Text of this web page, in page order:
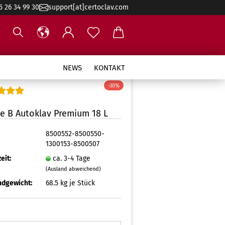
26 34 99 30 support[at]certoclav.com
NEWS KONTAKT
-30%
B Autoklav Premium 18 L
8500552-8500550-
1300153-8500507
ca. 3-4 Tage
(Ausland abweichend)
68.5kg je Stück